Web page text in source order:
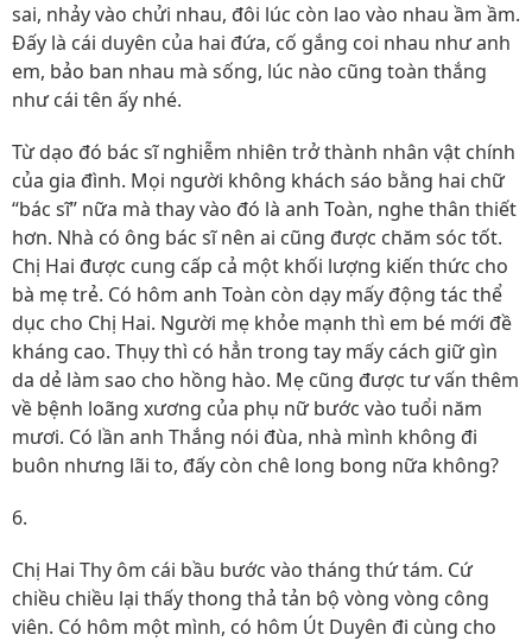
sai, nhảy vào chửi nhau, đôi lúc còn lao vào nhau ầm ầm.
Đấy là cái duyên của hai đứa, cố gắng coi nhau như anh
em, bảo ban nhau mà sống, lúc nào cũng toàn thắng
như cái tên ấy nhé.
Từ dạo đó bác sĩ nghiễm nhiên trở thành nhân vật chính
của gia đình. Mọi người không khách sáo bằng hai chữ
“bác sĩ” nữa mà thay vào đó là anh Toàn, nghe thân thiết
hơn. Nhà có ông bác sĩ nên ai cũng được chăm sóc tốt.
Chị Hai được cung cấp cả một khối lượng kiến thức cho
bà mẹ trẻ. Có hôm anh Toàn còn dạy mấy động tác thể
dục cho Chị Hai. Người mẹ khỏe mạnh thì em bé mới đề
kháng cao. Thụy thì có hẳn trong tay mấy cách giữ gìn
da dẻ làm sao cho hồng hào. Mẹ cũng được tư vấn thêm
về bệnh loãng xương của phụ nữ bước vào tuổi năm
mươi. Có lần anh Thắng nói đùa, nhà mình không đi
buôn nhưng lãi to, đấy còn chê long bong nữa không?
6.
Chị Hai Thy ôm cái bầu bước vào tháng thứ tám. Cứ
chiều chiều lại thấy thong thả tản bộ vòng vòng công
viên. Có hôm một mình, có hôm Út Duyên đi cùng cho